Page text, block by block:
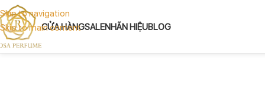
Skip to navigation
Skip to main content
CỬA HÀNGSALENHÃN HIỆUBLOG